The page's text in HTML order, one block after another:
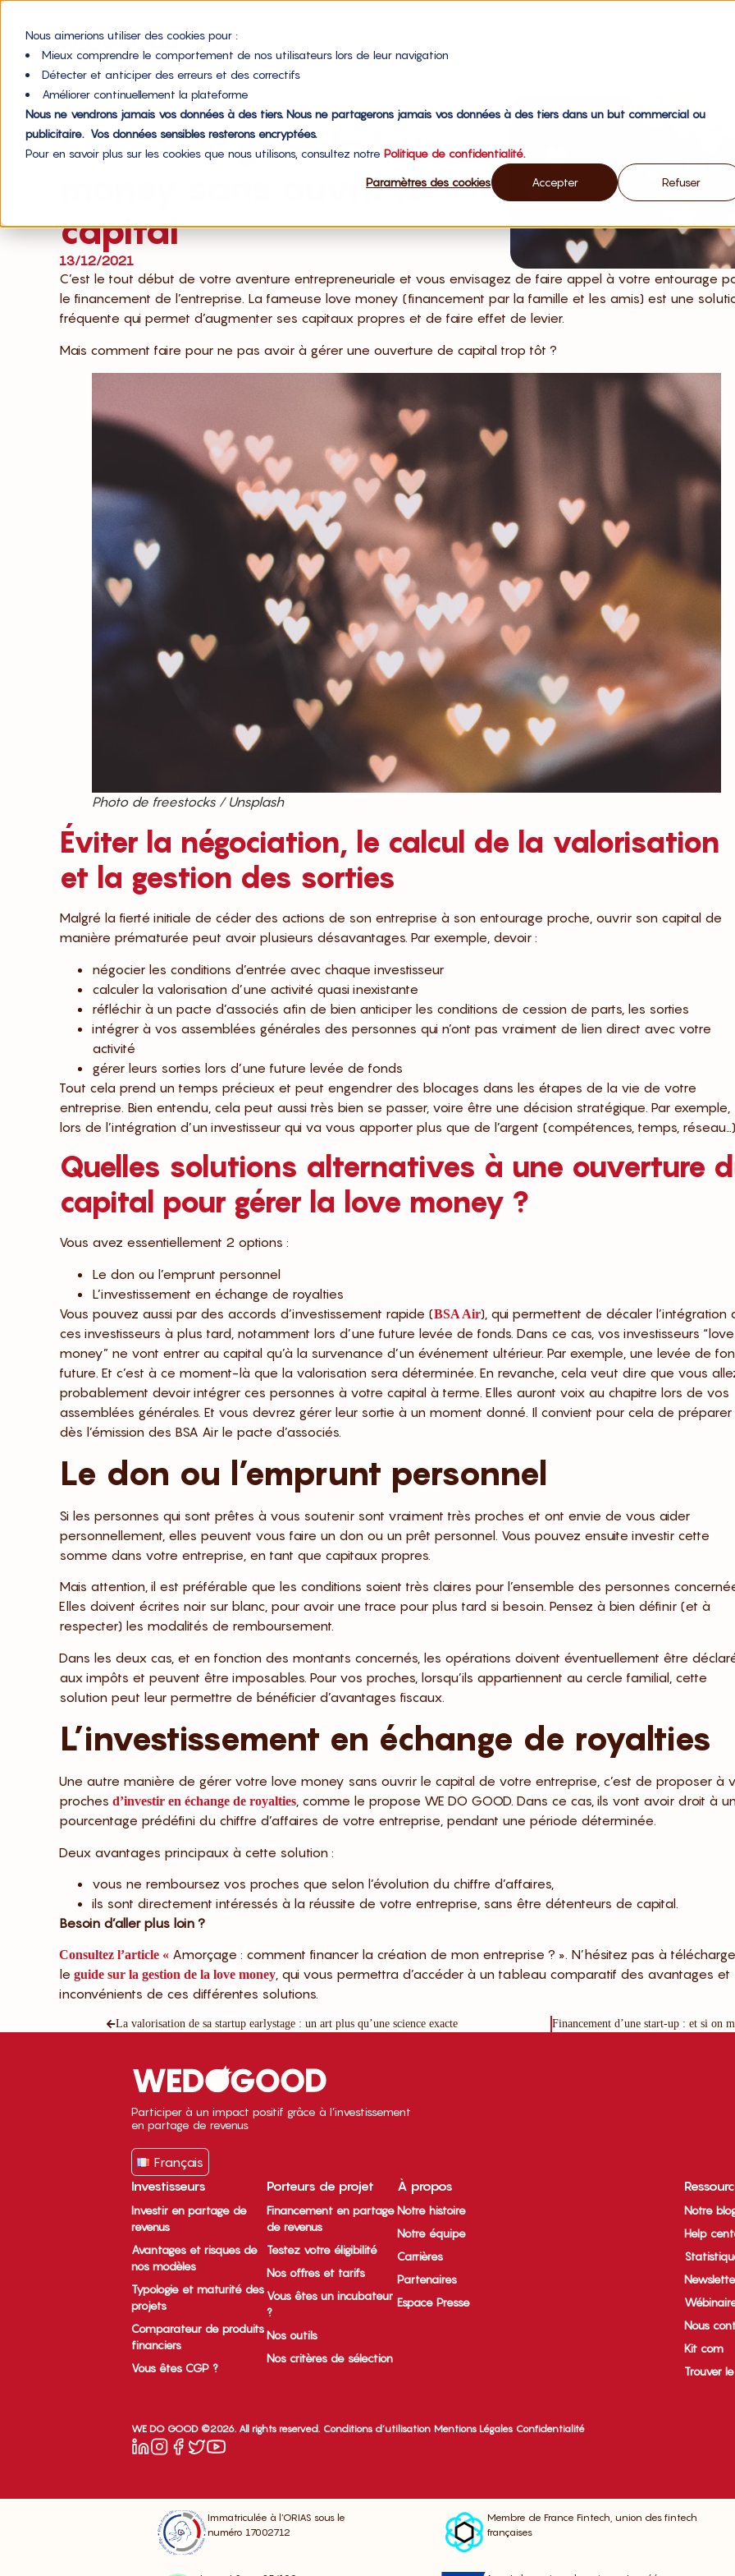
Nous aimerions utiliser des cookies pour :
Mieux comprendre le comportement de nos utilisateurs lors de leur navigation
Détecter et anticiper des erreurs et des correctifs
Améliorer continuellement la plateforme
Nous ne vendrons jamais vos données à des tiers. Nous ne partagerons jamais vos données à des tiers dans un but commercial ou
publicitaire. Vos données sensibles resterons encryptées.
Pour en savoir plus sur les cookies que nous utilisons, consultez notre Politique de confidentialité.
Paramètres des cookies Accepter Refuser
Accueil du blog
Financement,Gestion de communauté
Comment gérer la love
money sans ouvrir le
capital
13/12/2021
C’est le tout début de votre aventure entrepreneuriale et vous envisagez de faire appel à votre entourage
le financement de l’entreprise. La fameuse love money (financement par la famille et les amis) est une
fréquente qui permet d’augmenter ses capitaux propres et de faire effet de levier.
Mais comment faire pour ne pas avoir à gérer une ouverture de capital trop tôt ?
Photo de freestocks / Unsplash
Éviter la négociation, le calcul de la valorisation
et la gestion des sorties
Malgré la fierté initiale de céder des actions de son entreprise à son entourage proche, ouvrir son capital de
manière prématurée peut avoir plusieurs désavantages. Par exemple, devoir :
négocier les conditions d’entrée avec chaque investisseur
calculer la valorisation d’une activité quasi inexistante
réfléchir à un pacte d’associés afin de bien anticiper les conditions de cession de parts, les sorties
intégrer à vos assemblées générales des personnes qui n’ont pas vraiment de lien direct avec votre
activité
gérer leurs sorties lors d’une future levée de fonds
Tout cela prend un temps précieux et peut engendrer des blocages dans les étapes de la vie de votre
entreprise. Bien entendu, cela peut aussi très bien se passer, voire être une décision stratégique. Par exemple,
lors de l’intégration d’un investisseur qui va vous apporter plus que de l’argent (compétences, temps,
Quelles solutions alternatives à une ouverture
capital pour gérer la love money ?
Vous avez essentiellement 2 options :
Le don ou l’emprunt personnel
L’investissement en échange de royalties
Vous pouvez aussi par des accords d’investissement rapide (BSA Air), qui permettent de décaler l’intégration
ces investisseurs à plus tard, notamment lors d’une future levée de fonds. Dans ce cas, vos investisseurs “love
money” ne vont entrer au capital qu’à la survenance d’un événement ultérieur. Par exemple, une levée de
future. Et c’est à ce moment-là que la valorisation sera déterminée. En revanche, cela veut dire que vous
probablement devoir intégrer ces personnes à votre capital à terme. Elles auront voix au chapitre lors de vos
assemblées générales. Et vous devrez gérer leur sortie à un moment donné. Il convient pour cela de préparer
dès l’émission des BSA Air le pacte d’associés.
Le don ou l’emprunt personnel
Si les personnes qui sont prêtes à vous soutenir sont vraiment très proches et ont envie de vous aider
personnellement, elles peuvent vous faire un don ou un prêt personnel. Vous pouvez ensuite investir cette
somme dans votre entreprise, en tant que capitaux propres.
Mais attention, il est préférable que les conditions soient très claires pour l’ensemble des personnes
Elles doivent écrites noir sur blanc, pour avoir une trace pour plus tard si besoin. Pensez à bien définir (et à
respecter) les modalités de remboursement.
Dans les deux cas, et en fonction des montants concernés, les opérations doivent éventuellement être
aux impôts et peuvent être imposables. Pour vos proches, lorsqu’ils appartiennent au cercle familial, cette
solution peut leur permettre de bénéficier d’avantages fiscaux.
L’investissement en échange de royalties
Une autre manière de gérer votre love money sans ouvrir le capital de votre entreprise, c’est de proposer à
proches d’investir en échange de royalties, comme le propose WE DO GOOD. Dans ce cas, ils vont avoir droit à
pourcentage prédéfini du chiffre d’affaires de votre entreprise, pendant une période déterminée.
Deux avantages principaux à cette solution :
vous ne remboursez vos proches que selon l’évolution du chiffre d’affaires,
ils sont directement intéressés à la réussite de votre entreprise, sans être détenteurs de capital.
Besoin d’aller plus loin ?
Consultez l’article « Amorçage : comment financer la création de mon entreprise ? ». N’hésitez pas à
le guide sur la gestion de la love money, qui vous permettra d’accéder à un tableau comparatif des avantages et
inconvénients de ces différentes solutions.
La valorisation de sa startup earlystage : un art plus qu’une science exacte
Participer à un impact positif grâce à l’investissement
en partage de revenus
Français
Investisseurs
Investir en partage de
revenus
Avantages et risques de
nos modèles
Typologie et maturité des
projets
Comparateur de produits
financiers
Vous êtes CGP ?
Porteurs de projet
Financement en partage
de revenus
Testez votre éligibilité
Nos offres et tarifs
Vous êtes un incubateur
?
Nos outils
Nos critères de sélection
À propos
Notre histoire
Notre équipe
Carrières
Partenaires
Espace Presse
Notre
Help
Nous
Kit com
Trouver
WE DO GOOD ©2026. All rights reserved. Conditions d’utilisation Mentions Légales Confidentialité
Immatriculée à l’ORIAS sous le
numéro 17002712
Membre de France Fintech, union des fintech
françaises